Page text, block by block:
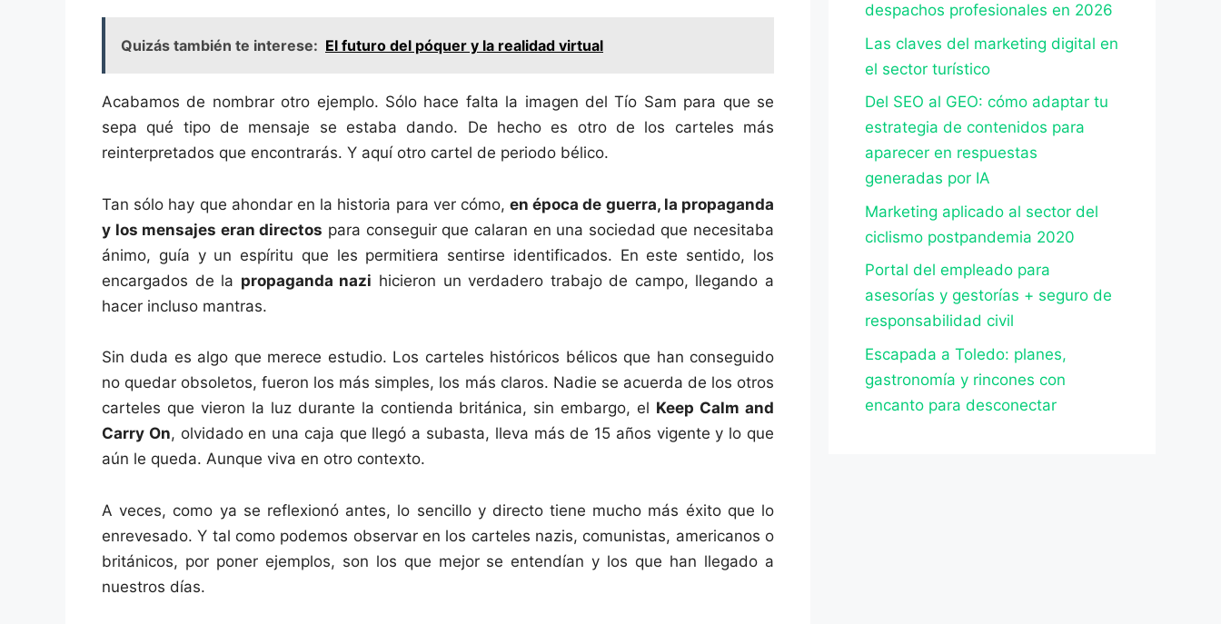
Quizás también te interese: El futuro del póquer y la realidad virtual
Acabamos de nombrar otro ejemplo. Sólo hace falta la imagen del Tío Sam para que se
sepa qué tipo de mensaje se estaba dando. De hecho es otro de los carteles más
reinterpretados que encontrarás. Y aquí otro cartel de periodo bélico.
Tan sólo hay que ahondar en la historia para ver cómo,en época de guerra, la propaganda
y los mensajes eran directos para conseguir que calaran en una sociedad que necesitaba
ánimo, guía y un espíritu que les permitiera sentirse identificados. En este sentido, los
encargados de la propaganda nazi hicieron un verdadero trabajo de campo, llegando a
hacer incluso mantras.
Sin duda es algo que merece estudio. Los carteles históricos bélicos que han conseguido
no quedar obsoletos, fueron los más simples, los más claros. Nadie se acuerda de los otros
carteles que vieron la luz durante la contienda británica, sin embargo, el Keep Calm and
Carry On, olvidado en una caja que llegó a subasta, lleva más de 15 años vigente y lo que
aún le queda. Aunque viva en otro contexto.
A veces, como ya se reflexionó antes, lo sencillo y directo tiene mucho más éxito que lo
enrevesado. Y tal como podemos observar en los carteles nazis, comunistas, americanos o
británicos, por poner ejemplos, son los que mejor se entendían y los que han llegado a
nuestros días.
despachos profesionales en 2026
Las claves del marketing digital en
el sector turístico
Del SEO al GEO: cómo adaptar tu
estrategia de contenidos para
aparecer en respuestas
generadas por IA
Marketing aplicado al sector del
ciclismo postpandemia 2020
Portal del empleado para
asesorías y gestorías + seguro de
responsabilidad civil
Escapada a Toledo: planes,
gastronomía y rincones con
encanto para desconectar